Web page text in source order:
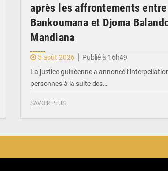
après les affrontements entre
Bankoumana et Djoma
Mandiana
5 août 2026
Publié à 16h49
La justice guinéenne a annoncé
personnes à la suite des…
SAVOIR PLUS